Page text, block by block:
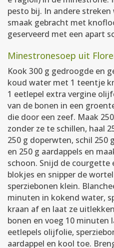
pesto bij. In andere
smaak gebracht met
geserveerd met een apart
Minestronesoep uit
Kook 300 g gedroogde en
koud water met 1 teentje
1 eetlepel extra vergine
van de bonen in een
die door een zeef. Maak
zonder ze te schillen, haal
250 g doperwten, schil 250
en 250 g aardappels en
schoon. Snijd de courgette
blokjes en snipper de
sperziebonen klein.
minuten in kokend water,
kraan af en laat ze
bonen en voeg 10 minuten
eetlepels olijfolie,
aardappel en kool toe.